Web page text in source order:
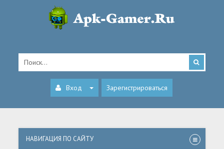
Вход Зарегистрироваться
НАВИГАЦИЯ ПО САЙТУ